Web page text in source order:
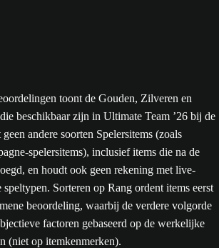
toont de Gouden, Zilveren en
beschikbaar zijn in Ultimate Team ’26 bij de
andere soorten Spelersitems (zoals
spelersitems), inclusief items die na de
en houdt ook geen rekening met live-
Sorteren op Rang ordent items eerst
beoordeling, waarbij de verdere volgorde
factoren gebaseerd op de werkelijke
(niet op itemkenmerken).